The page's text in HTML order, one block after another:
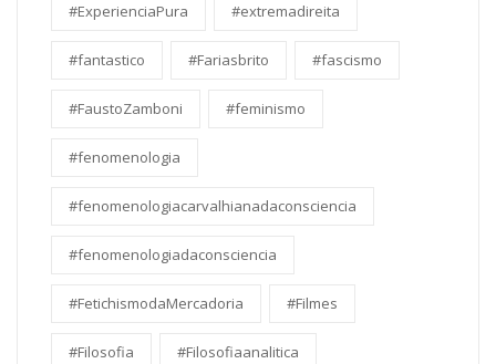
#ExperienciaPura #extremadireita
#fantastico #Fariasbrito #fascismo
#FaustoZamboni #feminismo
#fenomenologia
#fenomenologiacarvalhianadaconsciencia
#fenomenologiadaconsciencia
#FetichismodaMercadoria #Filmes
#Filosofia #Filosofiaanalitica